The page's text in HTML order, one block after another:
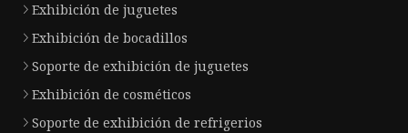
Exhibición de juguetes
Exhibición de bocadillos
Soporte de exhibición de juguetes
Exhibición de cosméticos
Soporte de exhibición de refrigerios